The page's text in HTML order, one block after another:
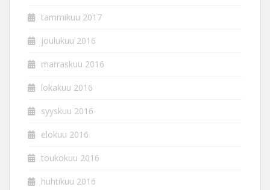
tammikuu 2017
joulukuu 2016
marraskuu 2016
lokakuu 2016
syyskuu 2016
elokuu 2016
toukokuu 2016
huhtikuu 2016